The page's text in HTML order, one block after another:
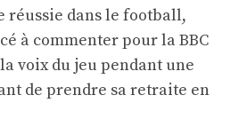
réussie dans le football,
à commenter pour la BBC
voix du jeu pendant une
de prendre sa retraite en